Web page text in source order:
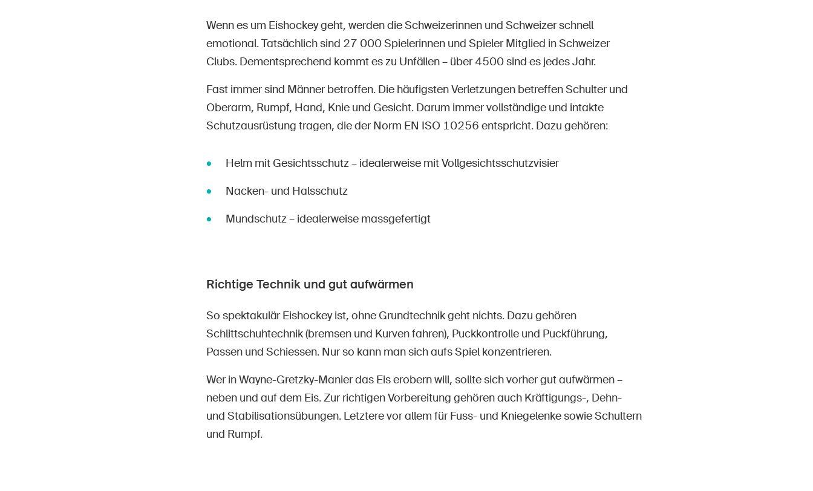
Wenn es um Eishockey geht, werden die Schweizerinnen und Schweizer schnell
emotional. Tatsächlich sind 27 000 Spielerinnen und Spieler Mitglied in Schweizer
Clubs. Dementsprechend kommt es zu Unfällen – über 4500 sind es jedes Jahr.
Fast immer sind Männer betroffen. Die häufigsten Verletzungen betreffen Schulter und
Oberarm, Rumpf, Hand, Knie und Gesicht. Darum immer vollständige und intakte
Schutzausrüstung tragen, die der Norm EN ISO 10256 entspricht. Dazu gehören:
Helm mit Gesichtsschutz – idealerweise mit Vollgesichtsschutzvisier
Nacken- und Halsschutz
Mundschutz – idealerweise massgefertigt
Richtige Technik und gut aufwärmen
So spektakulär Eishockey ist, ohne Grundtechnik geht nichts. Dazu gehören
Schlittschuhtechnik (bremsen und Kurven fahren), Puckkontrolle und Puckführung,
Passen und Schiessen. Nur so kann man sich aufs Spiel konzentrieren.
Wer in Wayne-Gretzky-Manier das Eis erobern will, sollte sich vorher gut aufwärmen –
neben und auf dem Eis. Zur richtigen Vorbereitung gehören auch Kräftigungs-, Dehn-
und Stabilisationsübungen. Letztere vor allem für Fuss- und Kniegelenke sowie Schultern
und Rumpf.